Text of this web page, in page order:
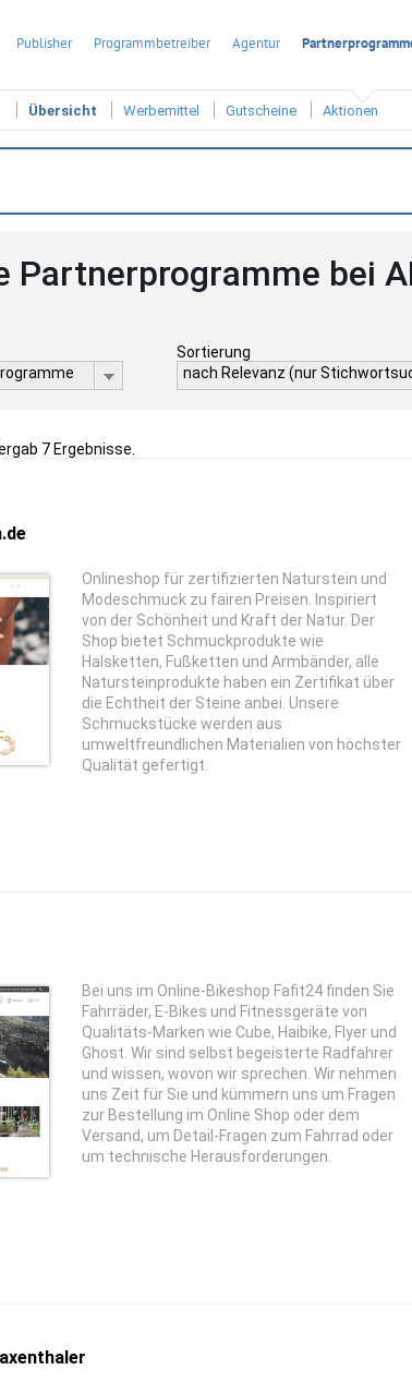
Publisher Programmbetreiber Agentur
Übersicht Werbemittel Gutscheine Aktionen
Partnerprogramme bei
Sortierung
nach Relevanz (nur
7 Ergebnisse.
Onlineshop für zertifizierten Naturstein und
Modeschmuck zu fairen Preisen. Inspiriert
von der Schönheit und Kraft der Natur. Der
Shop bietet Schmuckprodukte wie
Halsketten, Fußketten und Armbänder, alle
Natursteinprodukte haben ein Zertifikat über
die Echtheit der Steine anbei. Unsere
Schmuckstücke werden aus
umweltfreundlichen Materialien von höchster
Qualität gefertigt.
Bei uns im Online-Bikeshop Fafit24 finden Sie
Fahrräder, E-Bikes und Fitnessgeräte von
Qualitäts-Marken wie Cube, Haibike, Flyer und
Ghost. Wir sind selbst begeisterte Radfahrer
und wissen, wovon wir sprechen. Wir nehmen
uns Zeit für Sie und kümmern uns um Fragen
zur Bestellung im Online Shop oder dem
Versand, um Detail-Fragen zum Fahrrad oder
um technische Herausforderungen.